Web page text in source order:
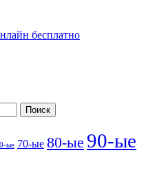
бесплатно
ые 70-ые 80-ые 90-ые